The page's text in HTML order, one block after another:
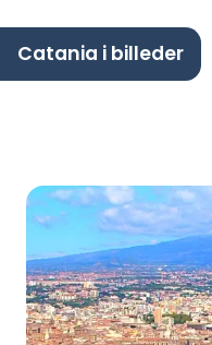
Catania i billeder